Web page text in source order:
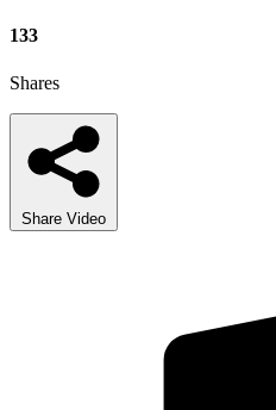
133
Shares
Share Video